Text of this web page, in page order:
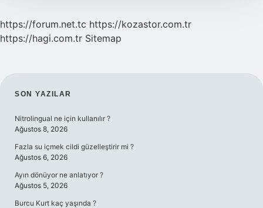
https://forum.net.tc https://kozastor.com.tr
https://hagi.com.tr Sitemap
SIDEBAR
SON YAZILAR
Nitrolingual ne için kullanılır ?
Ağustos 8, 2026
Fazla su içmek cildi güzelleştirir mi ?
Ağustos 6, 2026
Ayın dönüyor ne anlatıyor ?
Ağustos 5, 2026
Burcu Kurt kaç yaşında ?